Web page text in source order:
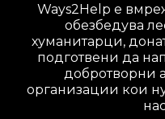
Ways2Help е
oбезбедува
хуманитарци,
подготвени да
добротворни
организации кои